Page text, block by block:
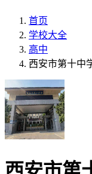
首页
学校大全
高中
西安市第十中